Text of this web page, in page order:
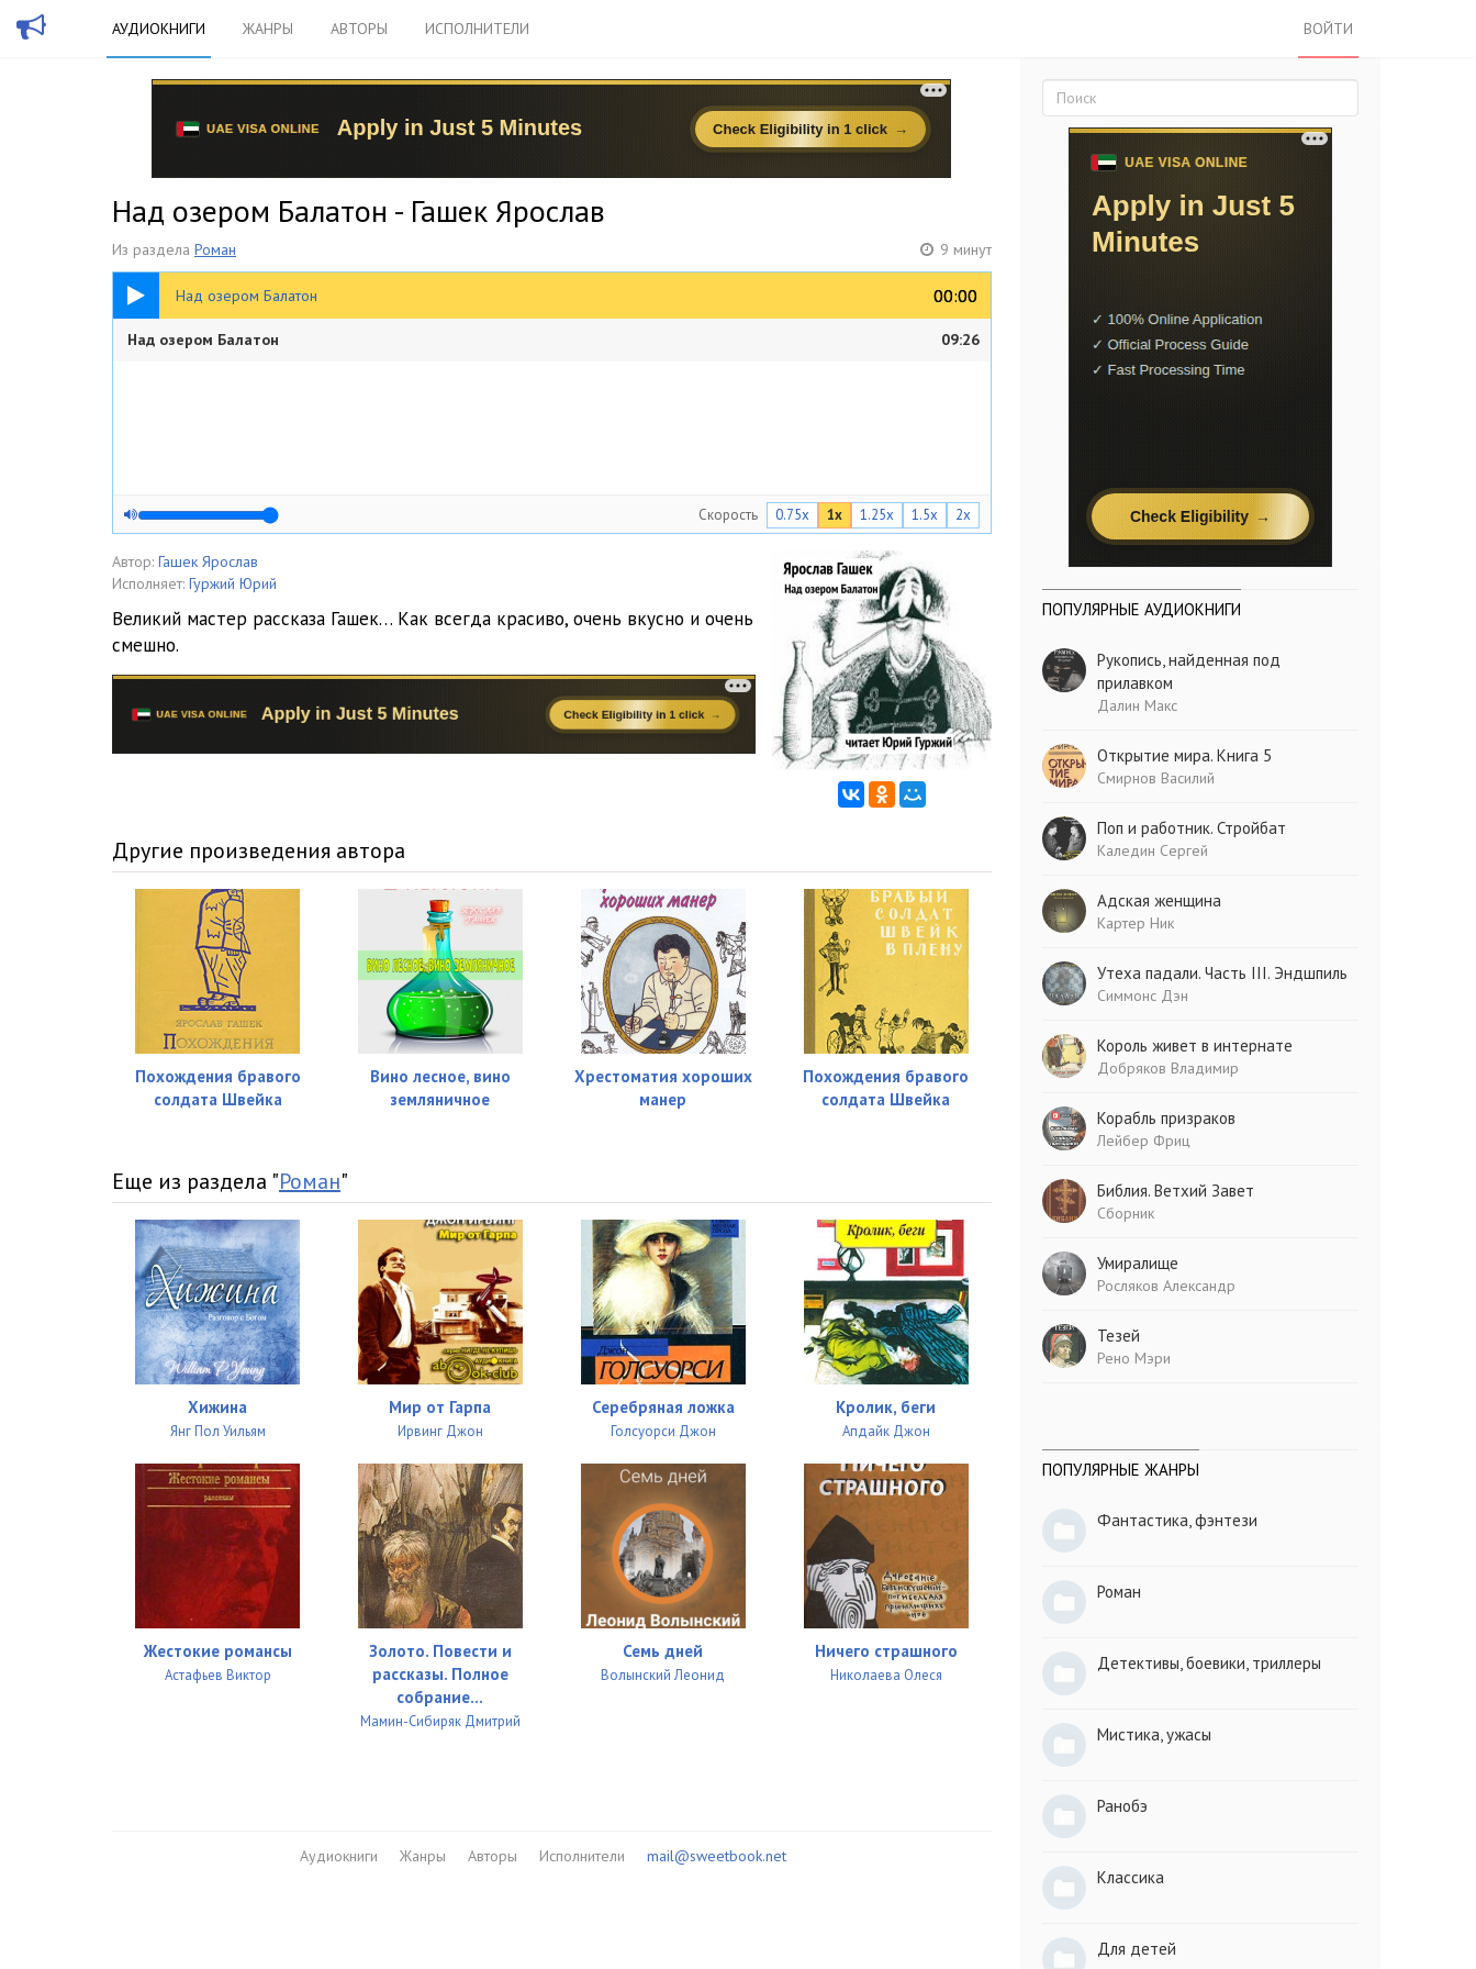
АУДИОКНИГИ ЖАНРЫ АВТОРЫ ИСПОЛНИТЕЛИ ВОЙТИ
Над озером Балатон - Гашек Ярослав
Из раздела Роман 9 минут
Над озером Балатон 00:00
00:00
09:26
Над озером Балатон 09:26
Скорость 0.75x 1x 1.25x 1.5x 2x
Автор: Гашек Ярослав
Исполняет: Гуржий Юрий
Великий мастер рассказа Гашек… Как всегда красиво, очень вкусно и очень
смешно.
Другие произведения автора
Похождения бравого
солдата Швейка
Вино лесное, вино
земляничное
Хрестоматия хороших
манер
Похождения бравого
солдата Швейка
Еще из раздела "Роман"
Хижина
Янг Пол Уильям
Мир от Гарпа
Ирвинг Джон
Серебряная ложка
Голсуорси Джон
Кролик, беги
Апдайк Джон
Жестокие романсы
Астафьев Виктор
Золото. Повести и
рассказы. Полное
собрание...
Мамин-Сибиряк Дмитрий
Семь дней
Волынский Леонид
Ничего страшного
Николаева Олеся
Аудиокниги Жанры Авторы Исполнители mail@sweetbook.net
ПОПУЛЯРНЫЕ АУДИОКНИГИ
Рукопись, найденная под
прилавком
Далин Макс
Открытие мира. Книга 5
Смирнов Василий
Поп и работник. Стройбат
Каледин Сергей
Адская женщина
Картер Ник
Утеха падали. Часть III. Эндшпиль
Симмонс Дэн
Король живет в интернате
Добряков Владимир
Корабль призраков
Лейбер Фриц
Библия. Ветхий Завет
Сборник
Умиралище
Росляков Александр
Тезей
Рено Мэри
ПОПУЛЯРНЫЕ ЖАНРЫ
Фантастика, фэнтези
Роман
Детективы, боевики, триллеры
Мистика, ужасы
Ранобэ
Классика
Для детей